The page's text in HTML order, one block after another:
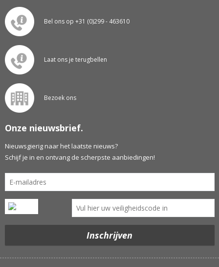
Bel ons op +31 (0)299 - 463610
Laat ons je terugbellen
Bezoek ons
Onze nieuwsbrief.
Nieuwsgierig naar het laatste nieuws?
Schijf je in en ontvang de scherpste aanbiedingen!